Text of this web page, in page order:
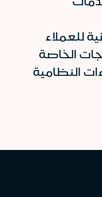
للعملاء
الخاصة
النظامية